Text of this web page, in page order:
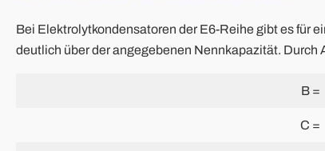
Bei Elektrolytkondensatoren der E6-Reihe gibt es für
deutlich über der angegebenen Nennkapazität.
B =
C =